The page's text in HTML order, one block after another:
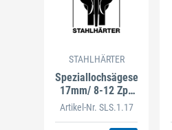
STAHLHÄRTER
Speziallochsägeset
17mm/ 8-12 ZpZ
mit Adapter und
Artikel-Nr. SLS.1.17